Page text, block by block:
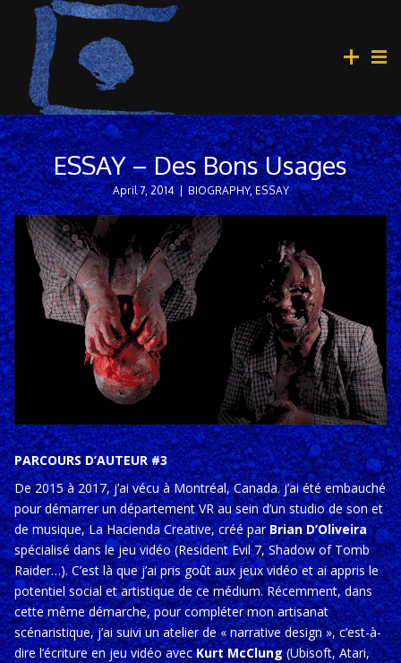
ESSAY – Des Bons Usages
April 7, 2014 | BIOGRAPHY,ESSAY
PARCOURS D’AUTEUR #3
De 2015 à 2017, j’ai vécu à Montréal, Canada. j’ai été embauché
pour démarrer un département VR au sein d’un studio de son et
de musique,La Hacienda Creative, créé parBrian D’Oliveira
spécialisé dans le jeu vidéo (Resident Evil 7, Shadow of Tomb
Raider…). C’est là que j’ai pris goût aux jeux vidéo et ai appris le
potentiel social et artistique de ce médium. Récemment, dans
cette même démarche, pour compléter mon artisanat
scénaristique, j’ai suivi un atelier de «narrative design», c’est-à-
dire l’écriture en jeu vidéo avecKurt McClung(Ubisoft, Atari,